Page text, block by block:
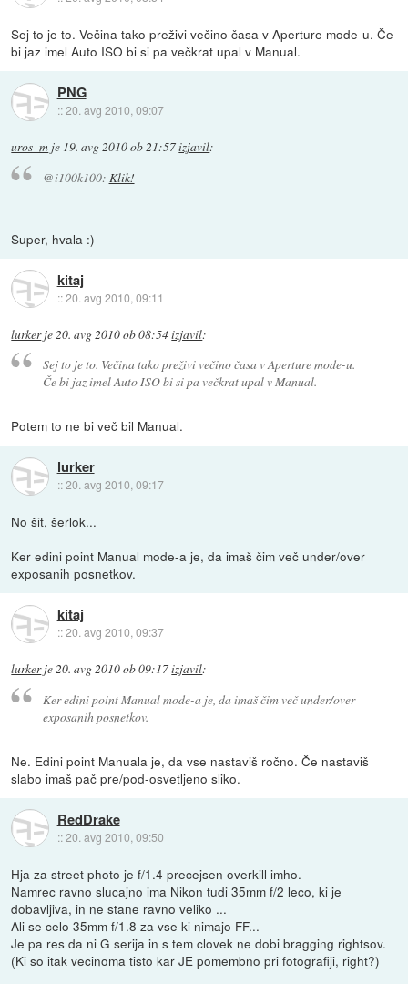
Sej to je to. Večina tako preživi večino časa v Aperture mode-u. Če
bi jaz imel Auto ISO bi si pa večkrat upal v Manual.
PNG
::20. avg 2010, 09:07
uros_m je 19. avg 2010 ob 21:57izjavil:
@i100k100: Klik!
Super, hvala :)
kitaj
::20. avg 2010, 09:11
lurkerje 20. avg 2010 ob 08:54izjavil:
Sej to je to. Večina tako preživi večino časa v Aperture mode-u.
Če bi jaz imel Auto ISO bi si pa večkrat upal v Manual.
Potem to ne bi več bil Manual.
lurker
::20. avg 2010, 09:17
No šit, šerlok...
Ker edini point Manual mode-a je, da imaš čim več under/over
exposanih posnetkov.
kitaj
::20. avg 2010, 09:37
lurkerje20. avg 2010 ob 09:17izjavil:
Ker edini point Manual mode-a je, da imaš čim več under/over
exposanih posnetkov.
Ne. Edini point Manuala je, da vse nastaviš ročno. Če nastaviš
slabo imaš pač pre/pod-osvetljeno sliko.
RedDrake
::20. avg 2010, 09:50
Hja za street photo je f/1.4 precejsen overkill imho.
Namrec ravno slucajno ima Nikon tudi 35mm f/2 leco, ki je
dobavljiva, in ne stane ravno veliko ...
Ali se celo 35mm f/1.8 za vse ki nimajo FF...
Je pa res da ni G serija in s tem clovek ne dobi bragging rightsov.
(Ki so itak vecinoma tisto kar JE pomembno pri fotografiji, right?)